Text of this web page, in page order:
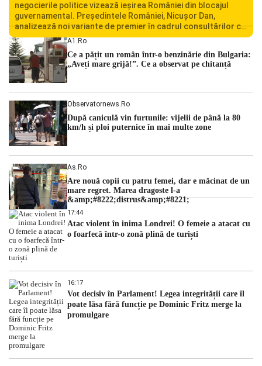
negocierile politice vizează ieșirea României din blocajul
guvernamental. Președintele României, Nicușor Dan,
analizează noi variante de premier în cadrul consultărilor cu
liderii politici. Ciprian Ciucu vorbește despre scenariul unui
guvern tehnocrat și despre posibilitatea a două cabinete
succesive. Nicușor Dan analizează noi variante de premier
România traversează […]
A1.ro
Ce a pățit un român într-o benzinărie din Bulgaria:
„Aveți mare grijă!”. Ce a observat pe chitanță
Observatornews.ro
După caniculă vin furtunile: vijelii de până la 80
km/h și ploi puternice în mai multe zone
As.ro
Are nouă copii cu patru femei, dar e măcinat de un
mare regret. Marea dragoste l-a
&amp;#8222;distrus&amp;#8221;
17:44
Atac violent în inima Londrei! O femeie a atacat cu
o foarfecă într-o zonă plină de turiști
16:17
Vot decisiv în Parlament! Legea integrității care îl
poate lăsa fără funcție pe Dominic Fritz merge la
promulgare